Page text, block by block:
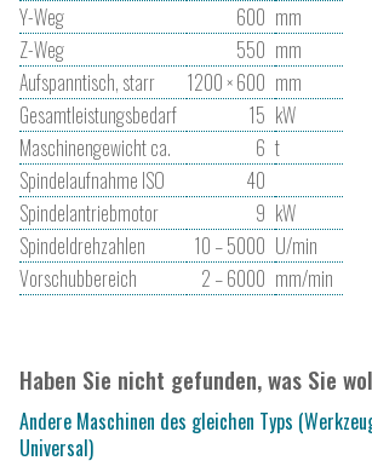
Y-Weg
600 mm
Z-Weg
550 mm
Aufspanntisch, starr
1200 × 600 mm
Gesamtleistungsbedarf
15 kW
Maschinengewicht ca.
6 t
Spindelaufnahme ISO
40
Spindelantriebmotor
9 kW
Spindeldrehzahlen
10 – 5000 U/min
Vorschubbereich
2 – 6000 mm/min
Haben Sie nicht gefunden, was Sie
Andere Maschinen des gleichen Typs
Universal)